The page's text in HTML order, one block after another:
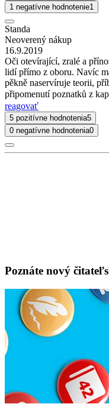
1 negatívne hodnotenie1
Standa
Neoverený nákup
16.9.2019
Oči otevírající, zralé a
lidí přímo z oboru. Navíc
pěkně naservíruje teorii,
připomenutí poznatků z
reagovať
5 pozitívne hodnotenia5
0 negatívne hodnotenia0
Poznáte nový